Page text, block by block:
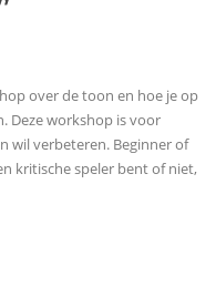
over de toon en hoe je op
Deze workshop is voor
wil verbeteren. Beginner of
kritische speler bent of niet,